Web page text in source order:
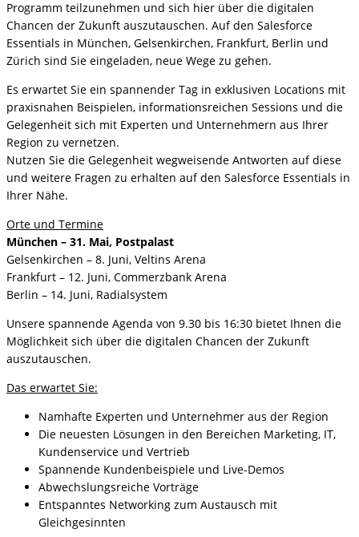
Programm teilzunehmen und sich hier über die digitalen
Chancen der Zukunft auszutauschen. Auf den Salesforce
Essentials in München, Gelsenkirchen, Frankfurt, Berlin und
Zürich sind Sie eingeladen, neue Wege zu gehen.
Es erwartet Sie ein spannender Tag in exklusiven Locations mit
praxisnahen Beispielen, informationsreichen Sessions und die
Gelegenheit sich mit Experten und Unternehmern aus Ihrer
Region zu vernetzen.
Nutzen Sie die Gelegenheit wegweisende Antworten auf diese
und weitere Fragen zu erhalten auf den Salesforce Essentials in
Ihrer Nähe.
Orte und Termine
München – 31. Mai, Postpalast
Gelsenkirchen – 8. Juni, Veltins Arena
Frankfurt – 12. Juni, Commerzbank Arena
Berlin – 14. Juni, Radialsystem
Unsere spannende Agenda von 9.30 bis 16:30 bietet Ihnen die
Möglichkeit sich über die digitalen Chancen der Zukunft
auszutauschen.
Das erwartet Sie:
Namhafte Experten und Unternehmer aus der Region
Die neuesten Lösungen in den Bereichen Marketing, IT,
Kundenservice und Vertrieb
Spannende Kundenbeispiele und Live-Demos
Abwechslungsreiche Vorträge
Entspanntes Networking zum Austausch mit
Gleichgesinnten